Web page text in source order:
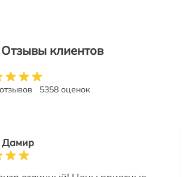
Отзывы клиентов
5358 оценок
Дамир